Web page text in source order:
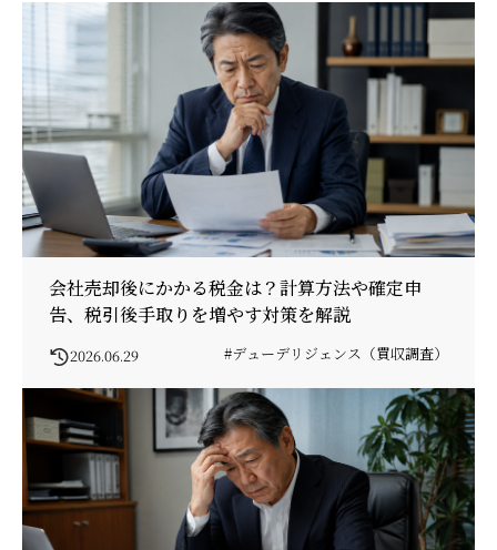
会社売却後にかかる税金は？計算方法や確定申
告、税引後手取りを増やす対策を解説
2026.06.29 #デューデリジェンス（買収調査）